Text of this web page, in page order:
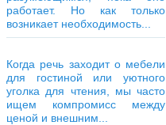
работает. Но как только
возникает необходимость...
Когда речь заходит о мебели
для гостиной или уютного
уголка для чтения, мы часто
ищем компромисс между
ценой и внешним...